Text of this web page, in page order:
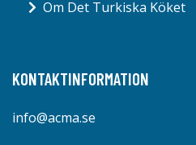
Om Det Turkiska Köket
KONTAKTINFORMATION
info@acma.se